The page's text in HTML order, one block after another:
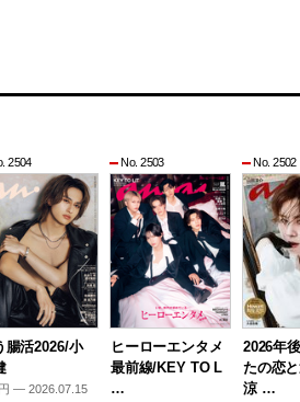
2504
腸活2026/小
— 2026.07.15
No. 2503
ヒーローエンタメ
最前線/KEY TO L
…
No. 2502
2026年
たの恋
涼 …